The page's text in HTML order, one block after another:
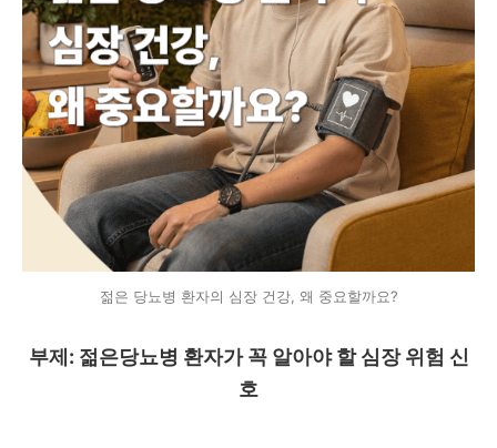
젊은 당뇨병 환자의 심장 건강, 왜 중요할까요?
부제: 젊은당뇨병 환자가 꼭 알아야 할 심장 위험 신
호